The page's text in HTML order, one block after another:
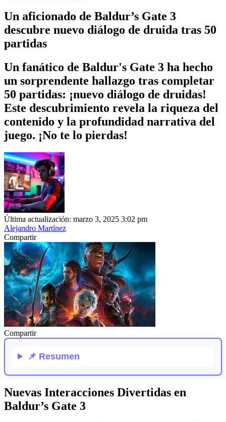
Un aficionado de Baldur’s Gate 3
descubre nuevo diálogo de druida tras 50
partidas
Un fanático de Baldur's Gate 3 ha hecho
un sorprendente hallazgo tras completar
50 partidas: ¡nuevo diálogo de druidas!
Este descubrimiento revela la riqueza del
contenido y la profundidad narrativa del
juego. ¡No te lo pierdas!
Última actualización: marzo 3, 2025 3:02 pm
Alejandro Martínez
Compartir
Compartir
📌 Resumen
Nuevas Interacciones Divertidas en
Baldur’s Gate 3